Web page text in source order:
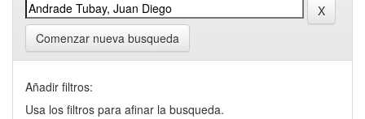
Comenzar nueva busqueda
Añadir filtros:
Usa los filtros para afinar la busqueda.